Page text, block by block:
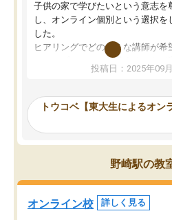
子供の家で学びたいという意志を
し、オンライン個別という選択を
した。
ヒアリングでどのような講師が希
か、オプションは付帯するかなど
事が出来ました。
ーティングを行い、その講師で良
見てから講師を決定する事ができま
す。
うちの子は、初回面談の講師の方
オンラインツールを使用した単語
共有があり宿題もそちらで出され
投稿日：2025年09
トウコベ【東大生によるオン
野崎駅の教
オンライン校 詳しく見る